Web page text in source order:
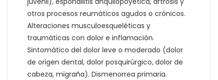
otros procesos reumáticos agudos o crónicos.
Alteraciones musculoesqueléticas y
traumáticas con dolor e inflamación.
Sintomático del dolor leve o moderado (dolor
de origen dental, dolor posquirúrgico, dolor de
cabeza, migraña). Dismenorrea primaria.